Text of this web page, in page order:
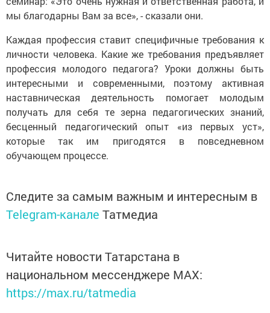
мы благодарны Вам за все», - сказали они.
Каждая профессия ставит специфичные требования к
личности человека. Какие же требования предъявляет
профессия молодого педагога? Уроки должны быть
интересными и современными, поэтому активная
наставническая деятельность помогает молодым
получать для себя те зерна педагогических знаний,
бесценный педагогический опыт «из первых уст»,
которые так им пригодятся в повседневном
обучающем процессе.
Следите за самым важным и интересным в
Telegram-канале Татмедиа
Читайте новости Татарстана в
национальном мессенджере MАХ:
https://max.ru/tatmedia